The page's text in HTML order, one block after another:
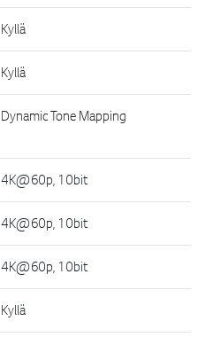
Kyllä
Kyllä
Dynamic Tone Mapping
4K@60p, 10bit
4K@60p, 10bit
4K@60p, 10bit
Kyllä